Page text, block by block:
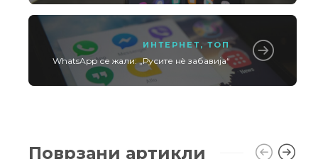
ИНТЕРНЕТ, ТОП
WhatsApp се жали: „Русите нè забавија“
Поврзани артикли